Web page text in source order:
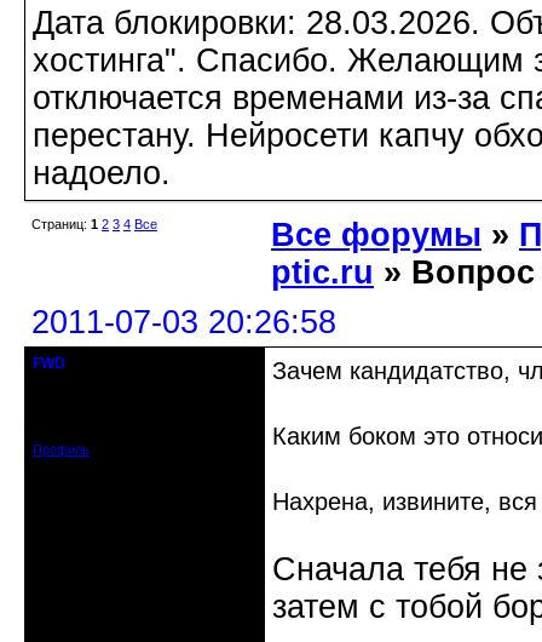
Дата блокировки: 28.03.2026.
хостинга". Спасибо. Желающим
отключается временами из-за
перестану. Нейросети капчу
надоело.
Страниц: 1 2 3 4 Все Все форумы »
ptic.ru » Вопрос
2011-07-03 20:26:58
FWD
Профиль
Зачем кандидатство,
Каким боком это
Нахрена, извините,
Сначала тебя не
затем с тобой